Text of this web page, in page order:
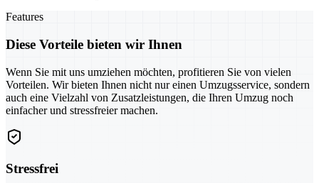
Features
Diese Vorteile bieten wir Ihnen
Wenn Sie mit uns umziehen möchten, profitieren Sie von vielen
Vorteilen. Wir bieten Ihnen nicht nur einen Umzugsservice, sondern
auch eine Vielzahl von Zusatzleistungen, die Ihren Umzug noch
einfacher und stressfreier machen.
Stressfrei